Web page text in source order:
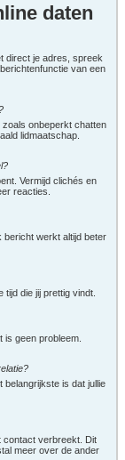
daten
direct je adres, spreek
van een
onbeperkt chatten
lidmaatschap.
Vermijd clichés en
reacties.
bericht werkt altijd beter
die jij prettig vindt.
is geen probleem.
belangrijkste is dat jullie
contact verbreekt. Dit
meer over de ander